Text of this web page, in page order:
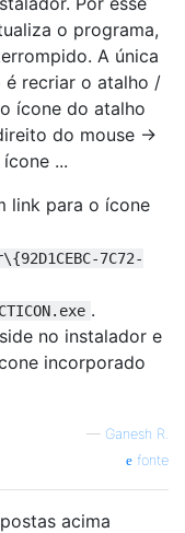
o programa,
A única
é recriar o atalho /
ícone do atalho
do mouse →
...
link para o ícone
7C72-
.
no instalador e
incorporado
— Ganesh R.
fonte
acima